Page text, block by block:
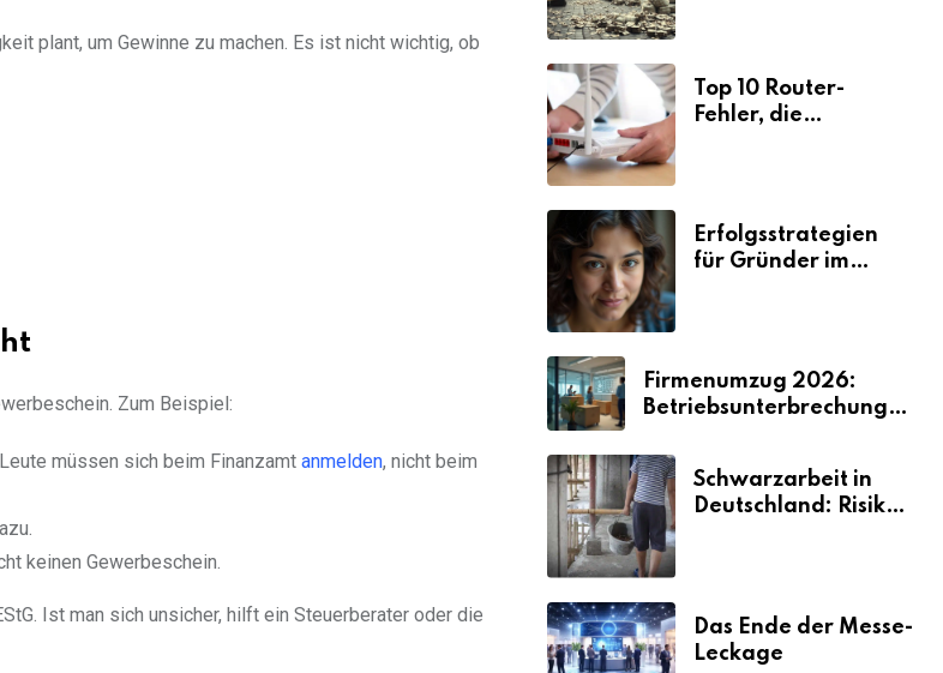
plant, um Gewinne zu machen. Es ist nicht wichtig, ob
Zum Beispiel:
müssen sich beim Finanzamt anmelden, nicht beim
keinen Gewerbeschein.
Ist man sich unsicher, hilft ein Steuerberater oder die
Top 10 Router-
Fehler, die
Erfolgsstrategien
für Gründer im
Firmenumzug 2026:
Betriebsunterbrechungen
Schwarzarbeit in
Deutschland: Risiken
Das Ende der Messe-
Leckage